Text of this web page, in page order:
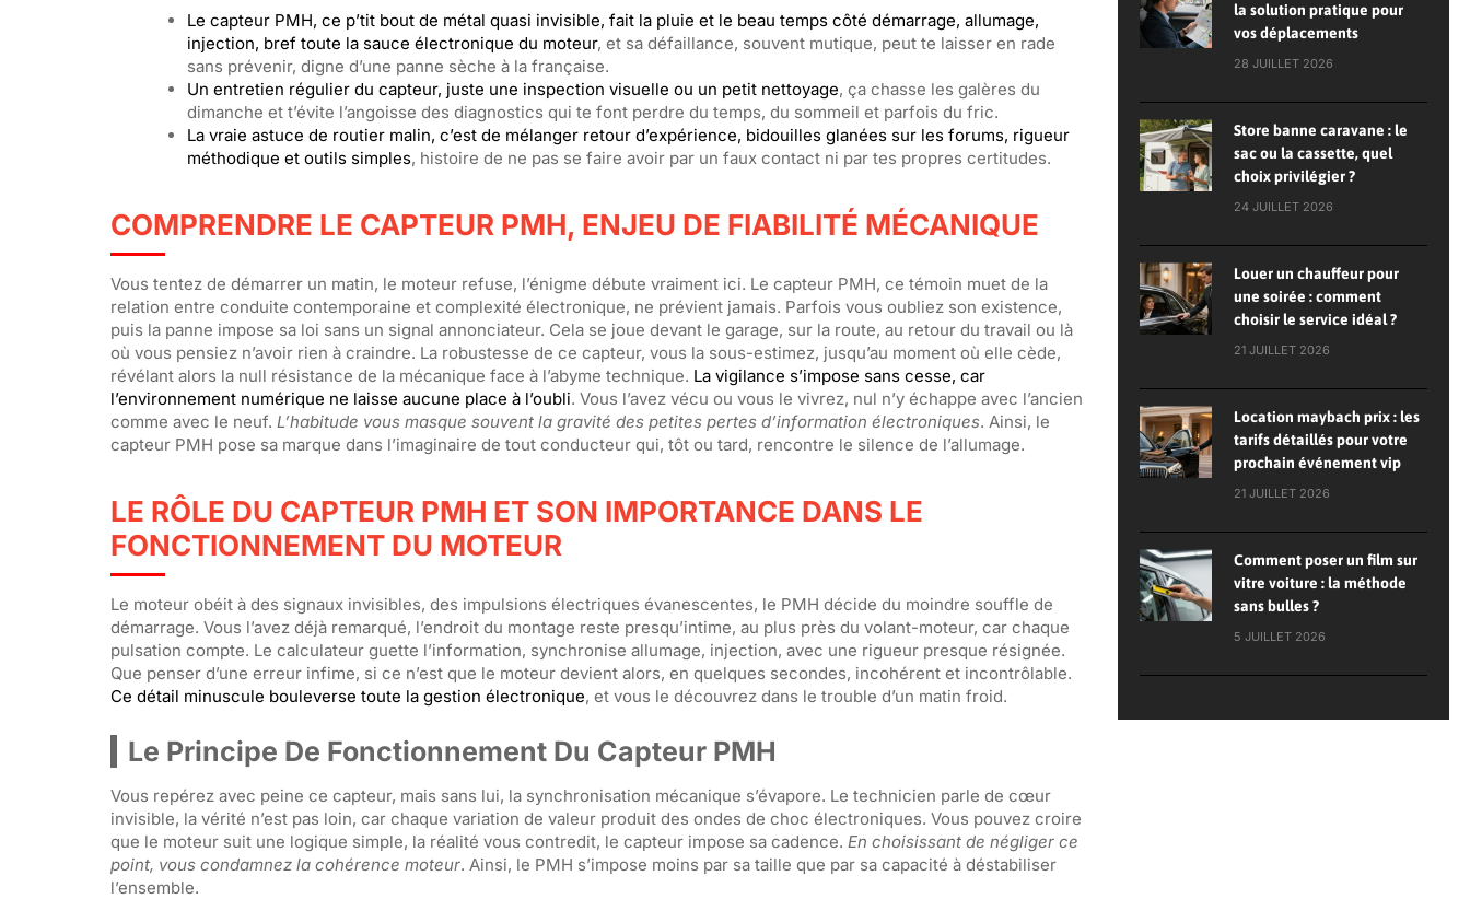
Le capteur PMH, ce p’tit bout de métal quasi invisible, fait la pluie et le beau temps côté démarrage, allumage,
injection, bref toute la sauce électronique du moteur, et sa défaillance, souvent mutique, peut te laisser en rade
sans prévenir, digne d’une panne sèche à la française.
Un entretien régulier du capteur, juste une inspection visuelle ou un petit nettoyage, ça chasse les galères du
dimanche et t’évite l’angoisse des diagnostics qui te font perdre du temps, du sommeil et parfois du fric.
La vraie astuce de routier malin, c’est de mélanger retour d’expérience, bidouilles glanées sur les forums, rigueur
méthodique et outils simples, histoire de ne pas se faire avoir par un faux contact ni par tes propres certitudes.
COMPRENDRE LE CAPTEUR PMH, ENJEU DE FIABILITÉ MÉCANIQUE
Vous tentez de démarrer un matin, le moteur refuse, l’énigme débute vraiment ici. Le capteur PMH, ce témoin muet de la
relation entre conduite contemporaine et complexité électronique, ne prévient jamais. Parfois vous oubliez son existence,
puis la panne impose sa loi sans un signal annonciateur. Cela se joue devant le garage, sur la route, au retour du travail ou là
où vous pensiez n’avoir rien à craindre. La robustesse de ce capteur, vous la sous-estimez, jusqu’au moment où elle cède,
révélant alors la null résistance de la mécanique face à l’abyme technique. La vigilance s’impose sans cesse, car
l’environnement numérique ne laisse aucune place à l’oubli. Vous l’avez vécu ou vous le vivrez, nul n’y échappe avec l’ancien
comme avec le neuf. L’habitude vous masque souvent la gravité des petites pertes d’information électroniques. Ainsi, le
capteur PMH pose sa marque dans l’imaginaire de tout conducteur qui, tôt ou tard, rencontre le silence de l’allumage.
LE RÔLE DU CAPTEUR PMH ET SON IMPORTANCE DANS LE
FONCTIONNEMENT DU MOTEUR
Le moteur obéit à des signaux invisibles, des impulsions électriques évanescentes, le PMH décide du moindre souffle de
démarrage. Vous l’avez déjà remarqué, l’endroit du montage reste presqu’intime, au plus près du volant-moteur, car chaque
pulsation compte. Le calculateur guette l’information, synchronise allumage, injection, avec une rigueur presque résignée.
Que penser d’une erreur infime, si ce n’est que le moteur devient alors, en quelques secondes, incohérent et incontrôlable.
Ce détail minuscule bouleverse toute la gestion électronique, et vous le découvrez dans le trouble d’un matin froid.
Le Principe De Fonctionnement Du Capteur PMH
Vous repérez avec peine ce capteur, mais sans lui, la synchronisation mécanique s’évapore. Le technicien parle de cœur
invisible, la vérité n’est pas loin, car chaque variation de valeur produit des ondes de choc électroniques. Vous pouvez croire
que le moteur suit une logique simple, la réalité vous contredit, le capteur impose sa cadence. En choisissant de négliger ce
point, vous condamnez la cohérence moteur. Ainsi, le PMH s’impose moins par sa taille que par sa capacité à déstabiliser
l’ensemble.
la solution pratique pour
vos déplacements
28 JUILLET 2026
Store banne caravane : le
sac ou la cassette, quel
choix privilégier ?
24 JUILLET 2026
Louer un chauffeur pour
une soirée : comment
choisir le service idéal ?
21 JUILLET 2026
Location maybach prix : les
tarifs détaillés pour votre
prochain événement vip
21 JUILLET 2026
Comment poser un film sur
vitre voiture : la méthode
sans bulles ?
5 JUILLET 2026